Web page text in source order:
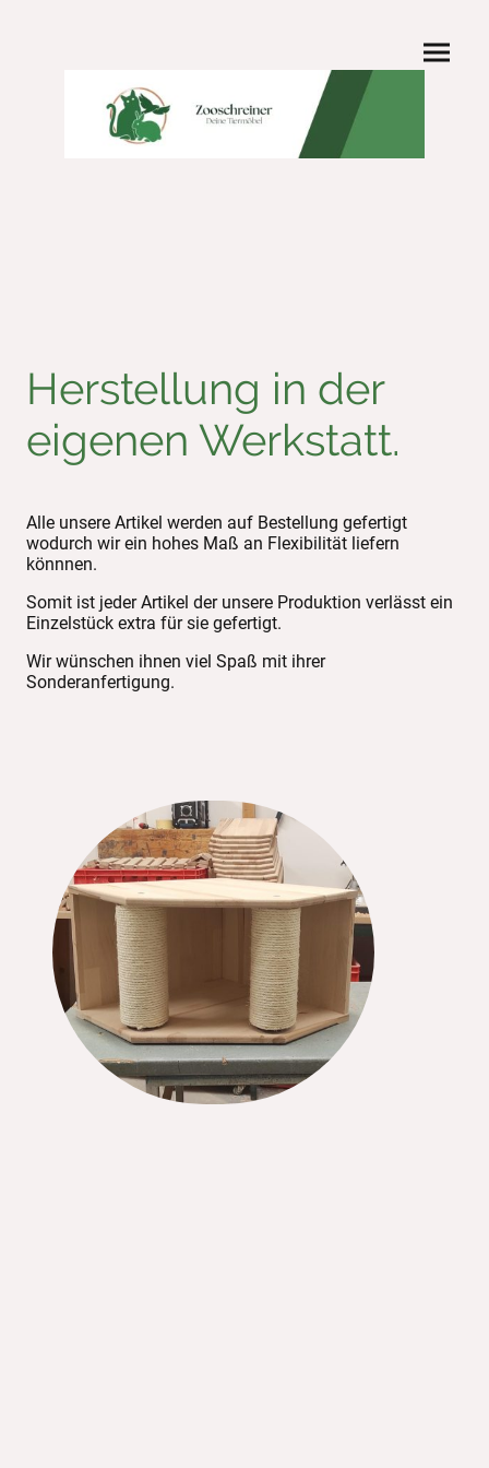
Herstellung in der
eigenen Werkstatt.
Alle unsere Artikel werden auf Bestellung gefertigt
wodurch wir ein hohes Maß an Flexibilität liefern
könnnen.
Somit ist jeder Artikel der unsere Produktion verlässt ein
Einzelstück extra für sie gefertigt.
Wir wünschen ihnen viel Spaß mit ihrer
Sonderanfertigung.